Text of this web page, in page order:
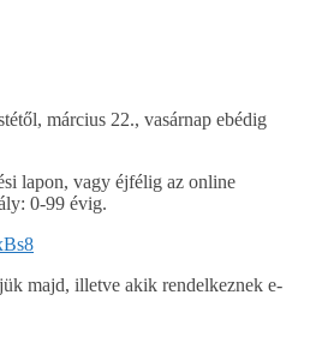
március 22., vasárnap ebédig
lapon, vagy éjfélig az online
0-99 évig.
majd, illetve akik rendelkeznek e-